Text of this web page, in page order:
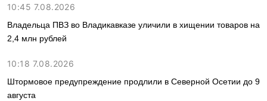
10:45 7.08.2026
Владельца ПВЗ во Владикавказе уличили в хищении товаров на
2,4 млн рублей
10:18 7.08.2026
Штормовое предупреждение продлили в Северной Осетии до 9
августа